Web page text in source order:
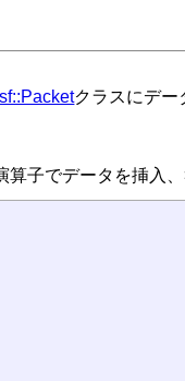
sf::Packetクラスにデー
子でデータを挿入